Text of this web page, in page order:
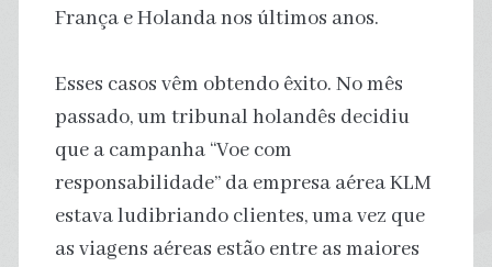
França e Holanda nos últimos anos.
Esses casos vêm obtendo êxito. No mês
passado, um tribunal holandês decidiu
que a campanha “Voe com
responsabilidade” da empresa aérea KLM
estava ludibriando clientes, uma vez que
as viagens aéreas estão entre as maiores